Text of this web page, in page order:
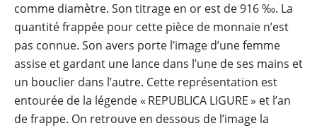
comme diamètre. Son titrage en or est de 916 ‰. La
quantité frappée pour cette pièce de monnaie n’est
pas connue. Son avers porte l’image d’une femme
assise et gardant une lance dans l’une de ses mains et
un bouclier dans l’autre. Cette représentation est
entourée de la légende « REPUBLICA LIGURE » et l’an
de frappe. On retrouve en dessous de l’image la